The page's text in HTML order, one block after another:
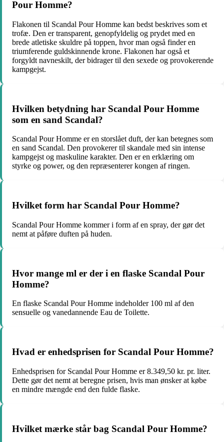
Pour Homme?
Flakonen til Scandal Pour Homme kan bedst beskrives som et
trofæ. Den er transparent, genopfyldelig og prydet med en
brede atletiske skuldre på toppen, hvor man også finder en
triumferende guldskinnende krone. Flakonen har også et
forgyldt navneskilt, der bidrager til den sexede og provokerende
kampgejst.
Hvilken betydning har Scandal Pour Homme
som en sand Scandal?
Scandal Pour Homme er en storslået duft, der kan betegnes som
en sand Scandal. Den provokerer til skandale med sin intense
kampgejst og maskuline karakter. Den er en erklæring om
styrke og power, og den repræsenterer kongen af ringen.
Hvilket form har Scandal Pour Homme?
Scandal Pour Homme kommer i form af en spray, der gør det
nemt at påføre duften på huden.
Hvor mange ml er der i en flaske Scandal Pour
Homme?
En flaske Scandal Pour Homme indeholder 100 ml af den
sensuelle og vanedannende Eau de Toilette.
Hvad er enhedsprisen for Scandal Pour Homme?
Enhedsprisen for Scandal Pour Homme er 8.349,50 kr. pr. liter.
Dette gør det nemt at beregne prisen, hvis man ønsker at købe
en mindre mængde end den fulde flaske.
Hvilket mærke står bag Scandal Pour Homme?